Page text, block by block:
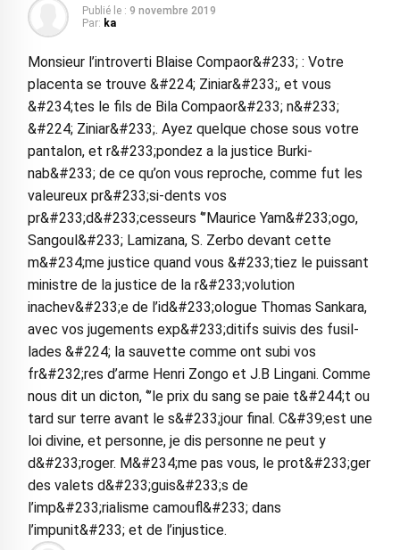
Publié le : 9 novembre 2019
Par: ka
Monsieur l’introverti Blaise Compaor&#233; : Votre
placenta se trouve &#224; Ziniar&#233;, et vous
&#234;tes le fils de Bila Compaor&#233; n&#233;
&#224; Ziniar&#233;. Ayez quelque chose sous votre
pantalon, et r&#233;pondez a la justice Burki-
nab&#233; de ce qu’on vous reproche, comme fut les
valeureux pr&#233;si-dents vos
pr&#233;d&#233;cesseurs ‘’’Maurice Yam&#233;ogo,
Sangoul&#233; Lamizana, S. Zerbo devant cette
m&#234;me justice quand vous &#233;tiez le puissant
ministre de la justice de la r&#233;volution
inachev&#233;e de l’id&#233;ologue Thomas Sankara,
avec vos jugements exp&#233;ditifs suivis des fusil-
lades &#224; la sauvette comme ont subi vos
fr&#232;res d’arme Henri Zongo et J.B Lingani. Comme
nous dit un dicton, ‘’’le prix du sang se paie t&#244;t ou
tard sur terre avant le s&#233;jour final. C&#39;est une
loi divine, et personne, je dis personne ne peut y
d&#233;roger. M&#234;me pas vous, le prot&#233;ger
des valets d&#233;guis&#233;s de
l’imp&#233;rialisme camoufl&#233; dans
l’impunit&#233; et de l’injustice.